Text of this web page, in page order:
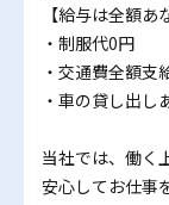
【給与は全額あ
・制服代0円
・交通費全額支
・車の貸し出し
当社では、働く
安心してお仕事